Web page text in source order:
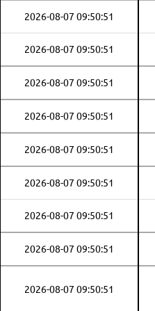
2026-08-07 09:50:51
2026-08-07 09:50:51
2026-08-07 09:50:51
2026-08-07 09:50:51
2026-08-07 09:50:51
2026-08-07 09:50:51
2026-08-07 09:50:51
2026-08-07 09:50:51
2026-08-07 09:50:51